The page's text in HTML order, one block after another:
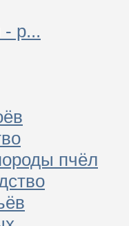
р...
пчёл